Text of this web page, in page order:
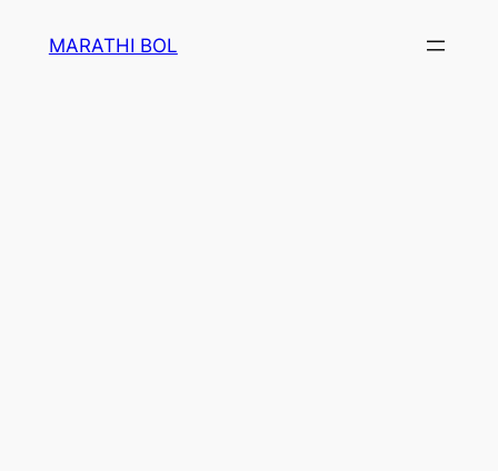
MARATHI BOL